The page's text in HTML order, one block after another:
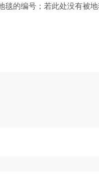
的编号；若此处没有被地